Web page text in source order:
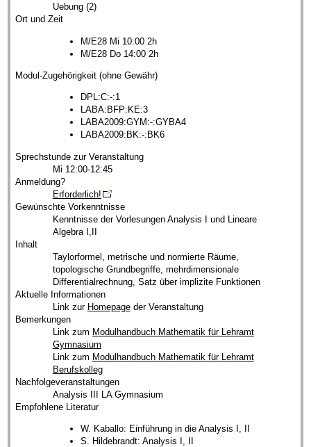
Uebung (2)
Ort und Zeit
M/E28 Mi 10:00 2h
M/E28 Do 14:00 2h
Modul-Zugehörigkeit (ohne Gewähr)
DPL:C:-:1
LABA:BFP:KE:3
LABA2009:GYM:-:GYBA4
LABA2009:BK:-:BK6
Sprechstunde zur Veranstaltung
Mi 12:00-12:45
Anmeldung?
Erforderlich!
Gewünschte Vorkenntnisse
Kenntnisse der Vorlesungen Analysis I und Lineare
Algebra I,II
Inhalt
Taylorformel, metrische und normierte Räume,
topologische Grundbegriffe, mehrdimensionale
Differentialrechnung, Satz über implizite Funktionen
Aktuelle Informationen
Link zur Homepageder Veranstaltung
Bemerkungen
Link zum Modulhandbuch Mathematik für Lehramt
Gymnasium
Link zum Modulhandbuch Mathematik für Lehramt
Berufskolleg
Nachfolgeveranstaltungen
Analysis III LA Gymnasium
Empfohlene Literatur
W. Kaballo: Einführung in die Analysis I, II
S. Hildebrandt: Analysis I, II